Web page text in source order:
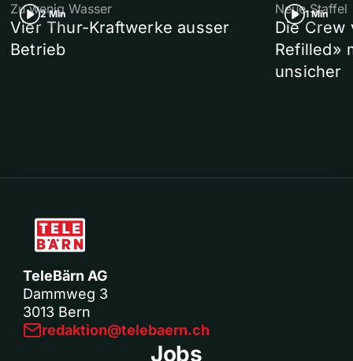
2 Min
Zu wenig Wasser
Vier Thur-Kraftwerke ausser
Betrieb
1 Min
Neue Staffel
Die Crew
Refilled»
unsicher
TeleBärn AG
Dammweg 3
3013 Bern
redaktion@telebaern.ch
Jobs